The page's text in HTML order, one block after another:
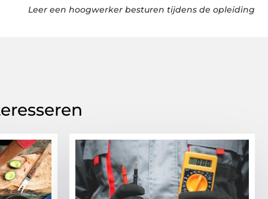
Leer een hoogwerker besturen tijdens de opleiding